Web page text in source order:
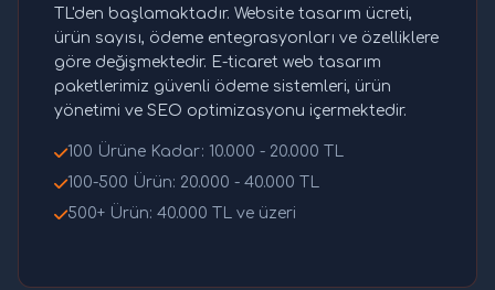
TL'den başlamaktadır. Website tasarım ücreti,
ürün sayısı, ödeme entegrasyonları ve özelliklere
göre değişmektedir. E-ticaret web tasarım
paketlerimiz güvenli ödeme sistemleri, ürün
yönetimi ve SEO optimizasyonu içermektedir.
100 Ürüne Kadar: 10.000 - 20.000 TL
100-500 Ürün: 20.000 - 40.000 TL
500+ Ürün: 40.000 TL ve üzeri